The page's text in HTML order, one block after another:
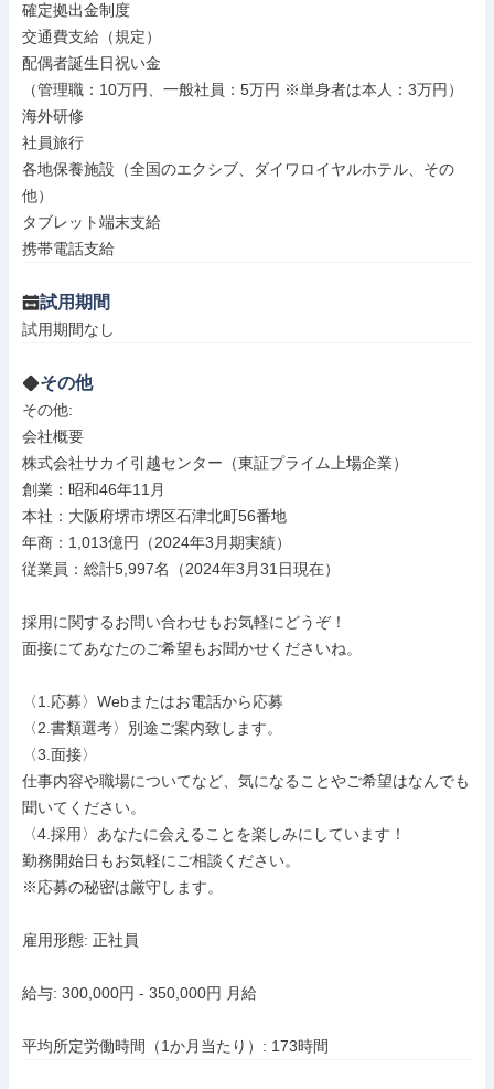
確定拠出金制度
交通費支給（規定）
配偶者誕生日祝い金
（管理職：10万円、一般社員：5万円 ※単身者は本人：3万円）
海外研修
社員旅行
各地保養施設（全国のエクシブ、ダイワロイヤルホテル、その
他）
タブレット端末支給
携帯電話支給
試用期間
試用期間なし
その他
その他:
会社概要
株式会社サカイ引越センター（東証プライム上場企業）
創業：昭和46年11月
本社：大阪府堺市堺区石津北町56番地
年商：1,013億円（2024年3月期実績）
従業員：総計5,997名（2024年3月31日現在）
採用に関するお問い合わせもお気軽にどうぞ！
面接にてあなたのご希望もお聞かせくださいね。
〈1.応募〉Webまたはお電話から応募
〈2.書類選考〉別途ご案内致します。
〈3.面接〉
仕事内容や職場についてなど、気になることやご希望はなんでも
聞いてください。
〈4.採用〉あなたに会えることを楽しみにしています！
勤務開始日もお気軽にご相談ください。
※応募の秘密は厳守します。
雇用形態: 正社員
給与: 300,000円 - 350,000円 月給
平均所定労働時間（1か月当たり）: 173時間